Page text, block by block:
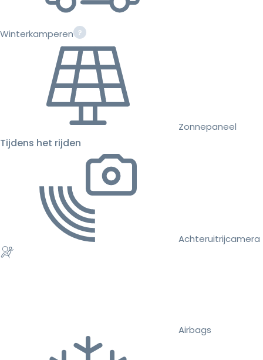
Winterkamperen
Zonnepaneel
Tijdens het rijden
Achteruitrijcamera
Airbags